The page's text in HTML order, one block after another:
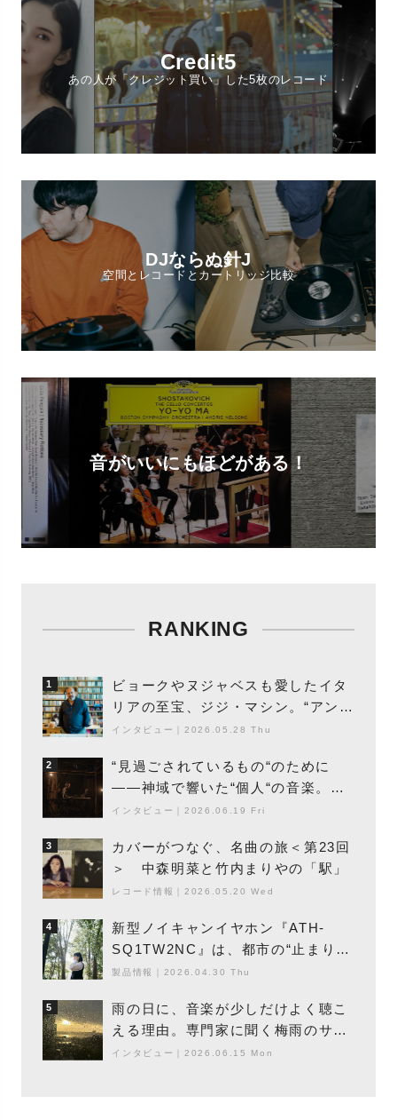
Credit5
あの人が「クレジット買い」した5枚のレコード
DJならぬ針J
空間とレコードとカートリッジ比較
音がいいにもほどがある！
RANKING
1
ビョークやヌジャベスも愛したイタ
リアの至宝、ジジ・マシン。“アンビ
エントの巨匠”が明かす創作の原点
インタビュー 2026.05.28 Thu
2
“見過ごされているもの“のために
――神域で響いた“個人“の音楽。冥
丁の『赤城 夜神楽』をレポート
インタビュー 2026.06.19 Fri
3
カバーがつなぐ、名曲の旅＜第23回
＞ 中森明菜と竹内まりやの「駅」
レコード情報 2026.05.20 Wed
4
新型ノイキャンイヤホン『ATH-
SQ1TW2NC』は、都市の“止まり
木”になり得るーシンガーソングライ
製品情報 2026.04.30 Thu
5
雨の日に、音楽が少しだけよく聴こ
える理由。専門家に聞く梅雨のサウ
ンドスケープ
インタビュー 2026.06.15 Mon